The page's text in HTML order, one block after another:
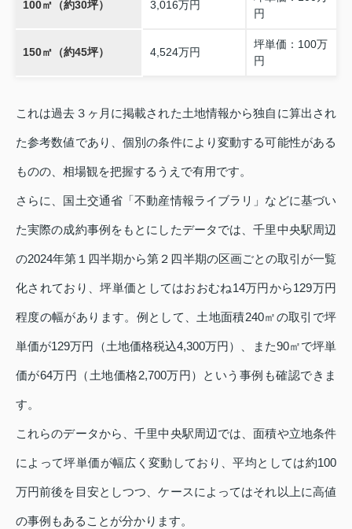
100㎡（約30坪） 3,016万円
円
150㎡（約45坪） 4,524万円
坪単価：100万
円
これは過去３ヶ月に掲載された土地情報から独自に算出され
た参考数値であり、個別の条件により変動する可能性がある
ものの、相場観を把握するうえで有用です。
さらに、国土交通省「不動産情報ライブラリ」などに基づい
た実際の成約事例をもとにしたデータでは、千里中央駅周辺
の2024年第１四半期から第２四半期の区画ごとの取引が一覧
化されており、坪単価としてはおおむね14万円から129万円
程度の幅があります。例として、土地面積240㎡の取引で坪
単価が129万円（土地価格税込4,300万円）、また90㎡で坪単
価が64万円（土地価格2,700万円）という事例も確認できま
す。
これらのデータから、千里中央駅周辺では、面積や立地条件
によって坪単価が幅広く変動しており、平均としては約100
万円前後を目安としつつ、ケースによってはそれ以上に高値
の事例もあることが分かります。